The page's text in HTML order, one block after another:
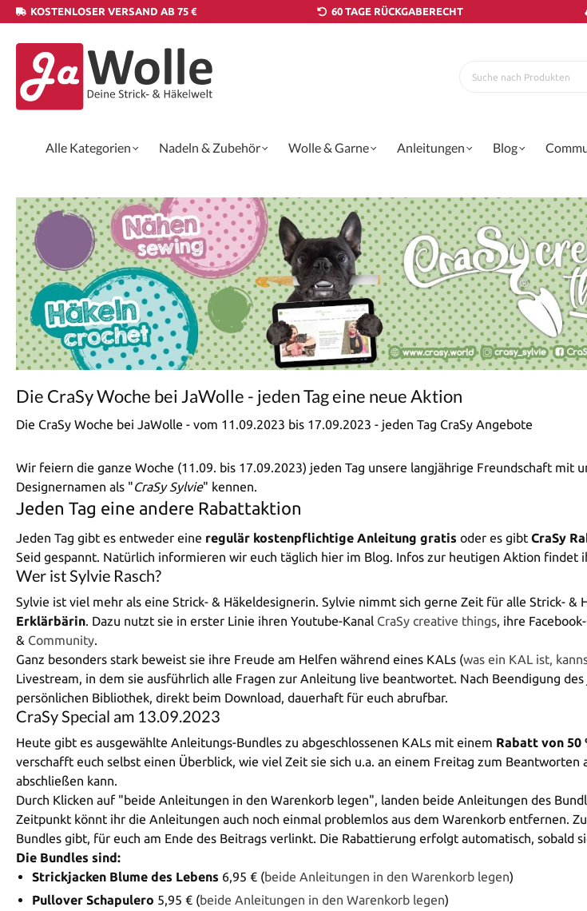
KOSTENLOSER VERSAND AB 75 € 60 TAGE RÜCKGABERECHT
Alle Kategorien Nadeln & Zubehör Wolle & Garne Anleitungen Blog
Die CraSy Woche bei JaWolle - jeden Tag eine neue Aktion
Die CraSy Woche bei JaWolle - vom 11.09.2023 bis 17.09.2023 - jeden Tag CraSy Angebote
Wir feiern die ganze Woche (11.09. bis 17.09.2023) jeden Tag unsere langjährige Freundschaft mit
Designernamen als "CraSy Sylvie" kennen.
Jeden Tag eine andere Rabattaktion
Jeden Tag gibt es entweder eine regulär kostenpflichtige Anleitung gratis oder es gibt CraSy
Seid gespannt. Natürlich informieren wir euch täglich hier im Blog. Infos zur heutigen Aktion findet
Wer ist Sylvie Rasch?
Sylvie ist viel mehr als eine Strick- & Häkeldesignerin. Sylvie nimmt sich gerne Zeit für alle Strick-
Erklärbärin. Dazu nutzt sie in erster Linie ihren Youtube-Kanal CraSy creative things, ihre
& Community.
Ganz besonders stark beweist sie ihre Freude am Helfen während eines KALs (was ein KAL ist,
Livestream, in dem sie ausführlich alle Fragen zur Anleitung live beantwortet. Nach Beendigung
persönlichen Bibliothek, direkt beim Download, dauerhaft für euch abrufbar.
CraSy Special am 13.09.2023
Heute gibt es ausgewählte Anleitungs-Bundles zu abgeschlossenen KALs mit einem Rabatt von 50
verschafft euch selbst einen Überblick, wie viel Zeit sie sich u.a. an einem Freitag zum
abschließen kann.
Durch Klicken auf "beide Anleitungen in den Warenkorb legen", landen beide Anleitungen des
Zeitpunkt könnt ihr die Anleitungen auch noch einmal problemlos aus dem Warenkorb entfernen.
Bundles gibt, für euch am Ende des Beitrags verlinkt. Die Rabattierung erfolgt automatisch, sobald
Die Bundles sind:
Strickjacken Blume des Lebens 6,95 € (beide Anleitungen in den Warenkorb legen)
Pullover Schapulero 5,95 € (beide Anleitungen in den Warenkorb legen)